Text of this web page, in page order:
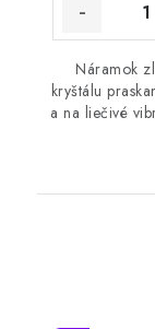
Náramok
kryštálu
a na liečivé